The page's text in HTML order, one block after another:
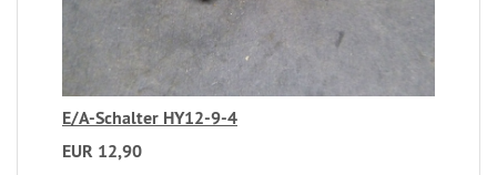
E/A-Schalter HY12-9-4
EUR 12,90